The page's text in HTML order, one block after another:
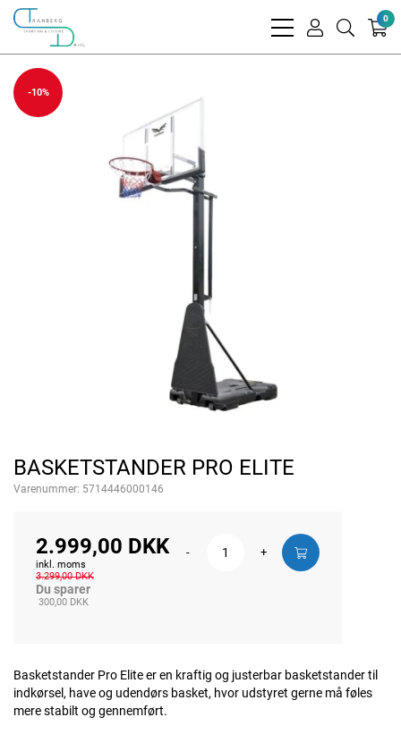
bars
user
search
0
-10%
BASKETSTANDER PRO ELITE
Varenummer: 5714446000146
2.999,00 DKK
inkl. moms
3.299,00 DKK
Du sparer
300,00 DKK
- +
Basketstander Pro Elite er en kraftig og justerbar basketstander til
indkørsel, have og udendørs basket, hvor udstyret gerne må føles
mere stabilt og gennemført.